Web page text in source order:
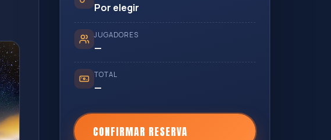
Por elegir
JUGADORES
—
TOTAL
—
CONFIRMAR RESERVA